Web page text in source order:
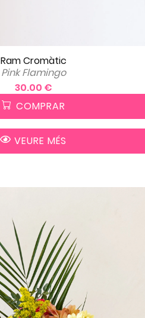
Ram Cromàtic
Pink Flamingo
30.00 €
COMPRAR
VEURE MÉS